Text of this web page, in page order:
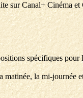
sur Canal+ Cinéma et
spécifiques
matinée, la mi-journée